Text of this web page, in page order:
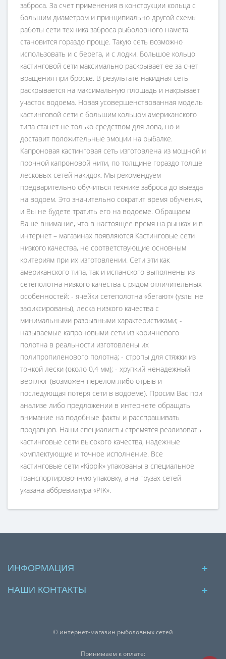
заброса. За счет применения в конструкции кольца с
большим диаметром и принципиально другой схемы
работы сети техника заброса рыболовного намета
становится гораздо проще. Такую сеть возможно
использовать и с берега, и с лодки. Большое кольцо
кастинговой сети максимально раскрывает ее за счет
вращения при броске. В результате накидная сеть
раскрывается на максимальную площадь и накрывает
участок водоема. Новая усовершенствованная модель
кастинговой сети с большим кольцом американского
типа станет не только средством для лова, но и
доставит положительные эмоции на рыбалке.
Капроновая кастинговая сеть изготовлена из мощной и
прочной капроновой нити, по толщине гораздо толще
лесковых сетей накидок. Мы рекомендуем
предварительно обучиться технике заброса до выезда
на водоем. Это значительно сократит время обучения,
и Вы не будете тратить его на водоеме. Обращаем
Ваше внимание, что в настоящее время на рынках и в
интернет – магазинах появляются Кастинговые сети
низкого качества, не соответствующие основным
критериям при их изготовлении. Сети эти как
американского типа, так и испанского выполнены из
сетеполотна низкого качества с рядом отличительных
особенностей: - ячейки сетеполотна «бегают» (узлы не
зафиксированы), леска низкого качества с
минимальными разрывными характеристиками; -
называемые капроновыми сети из коричневого
полотна в реальности изготовлены их
полипропиленового полотна; - стропы для стяжки из
тонкой лески (около 0,4 мм); - хрупкий ненадежный
вертлюг (возможен перелом либо отрыв и
последующая потеря сети в водоеме). Просим Вас при
анализе либо предложении в интернете обращать
внимание на подобные факты и расспрашивать
продавцов. Наши специалисты стремятся реализовать
кастинговые сети высокого качества, надежные
комплектующие и точное исполнение. Все
кастинговые сети «Kippik» упакованы в специальное
транспортировочную упаковку, а на грузах сетей
указана аббревиатура «PIK».
ИНФОРМАЦИЯ
НАШИ КОНТАКТЫ
© интернет-магазин рыболовных сетей
Принимаем к оплате: